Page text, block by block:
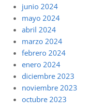
junio 2024
mayo 2024
abril 2024
marzo 2024
febrero 2024
enero 2024
diciembre 2023
noviembre 2023
octubre 2023